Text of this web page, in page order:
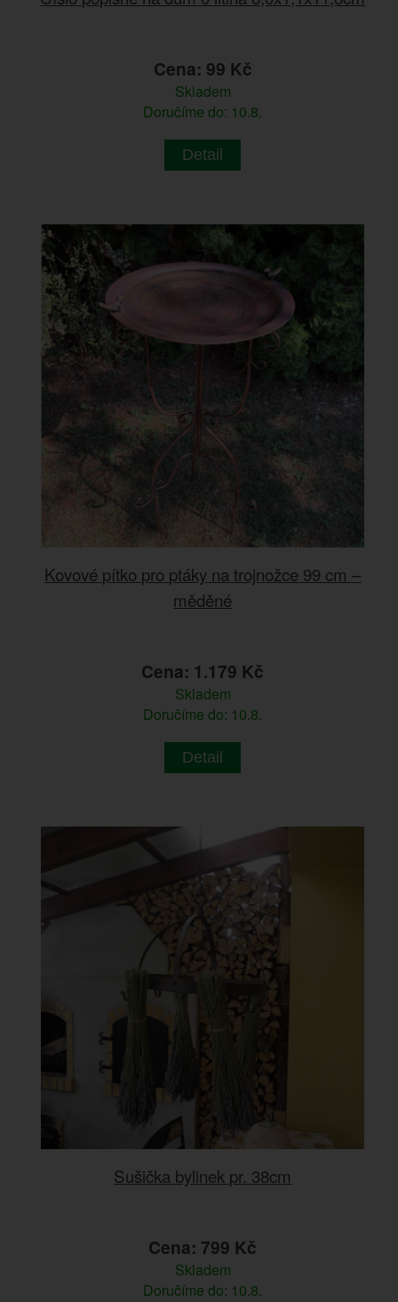
Cena: 99 Kč
Skladem
Doručíme do: 10.8.
Detail
Kovové pítko pro ptáky na trojnožce 99 cm –
měděné
Cena: 1.179 Kč
Skladem
Doručíme do: 10.8.
Detail
Sušička bylinek pr. 38cm
Cena: 799 Kč
Skladem
Doručíme do: 10.8.